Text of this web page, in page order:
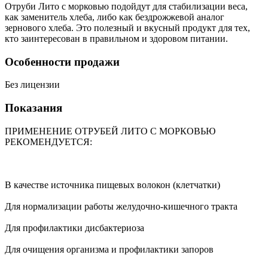
Отруби Лито с морковью подойдут для стабилизации веса,
как заменитель хлеба, либо как бездрожжевой аналог
зернового хлеба. Это полезный и вкусный продукт для тех,
кто заинтересован в правильном и здоровом питании.
Особенности продажи
Без лицензии
Показания
ПРИМЕНЕНИЕ ОТРУБЕЙ ЛИТО С МОРКОВЬЮ
РЕКОМЕНДУЕТСЯ:
В качестве источника пищевых волокон (клетчатки)
Для нормализации работы желудочно-кишечного тракта
Для профилактики дисбактериоза
Для очищения организма и профилактики запоров